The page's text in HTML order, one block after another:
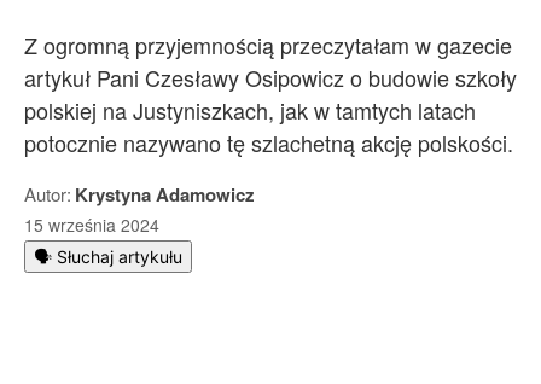
Z ogromną przyjemnością przeczytałam w gazecie
artykuł Pani Czesławy Osipowicz o budowie szkoły
polskiej na Justyniszkach, jak w tamtych latach
potocznie nazywano tę szlachetną akcję polskości.
Autor: Krystyna Adamowicz
15 września 2024
🗣️ Słuchaj artykułu